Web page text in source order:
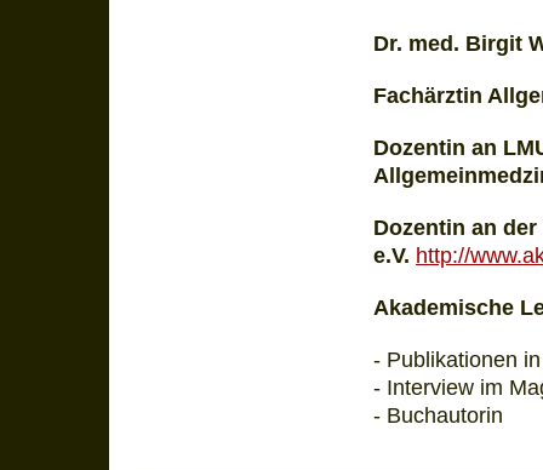
Dr. med. Birgit
Fachärztin
Dozentin an
Dozentin an
e.V. http://
Akademische
- Publikationen
- Interview im
- Buchautorin